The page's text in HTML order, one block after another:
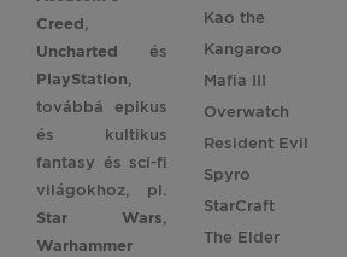
Creed,
Uncharted és
PlayStation,
továbbá epikus
és kultikus
fantasy és sci-fi
világokhoz, pl.
Star
Wars,
Warhammer
Kao the
Kangaroo
Mafia III
Overwatch
Resident Evil
Spyro
StarCraft
The Elder